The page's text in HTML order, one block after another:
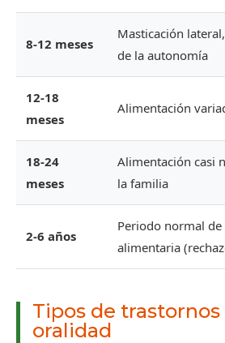
8-12 meses
Masticación
de la autonomía
12-18
meses
Alimentación
18-24
meses
Alimentación casi
la familia
2-6 años
Periodo normal
alimentaria
Tipos de trastornos
oralidad